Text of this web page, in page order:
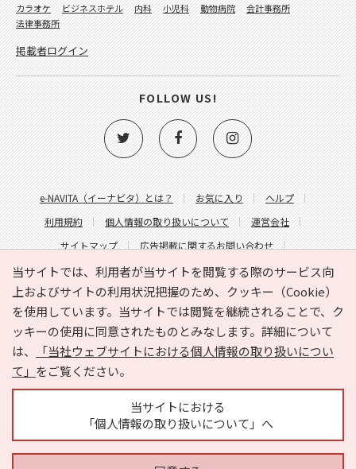
当サイトでは、利用者が当サイトを閲覧する際のサービス向
上およびサイトの利用状況把握のため、クッキー（Cookie）
を使用しています。当サイトでは閲覧を継続されることで、ク
ッキーの使用に同意されたものとみなします。詳細について
は、
「当社ウェブサイトにおける個人情報の取り扱いについ
て」 をご覧ください。
当サイトにおける
「個人情報の取り扱いについて」へ
e-NAVITA（イーナビタ）とは？ お気に入り
ヘルプ
利用規約
個人情報の取り扱いについて
運営会社
サイトマップ
広告掲載に関するお問い合わせ
サイトの内容に関するお問い合わせ
カラオケ
ビジネスホテル 内科 小児科 動物病院
会計事務所
法律事務所
掲載者ログイン
FOLLOW US!
Copyright © HYOJITO.Co.,Ltd. All Rights Reserved.